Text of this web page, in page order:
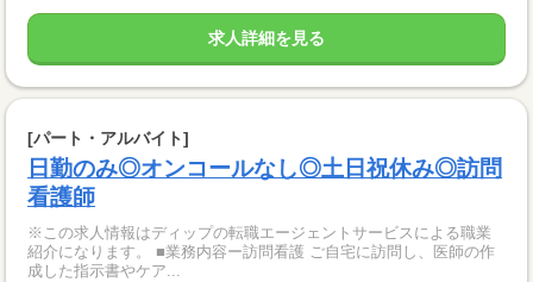
求人詳細を見る
[パート・アルバイト]
日勤のみ◎オンコールなし◎土日祝休み◎訪問
看護師
※この求人情報はディップの転職エージェントサービスによる職業
紹介になります。 ■業務内容ー訪問看護 ご自宅に訪問し、医師の作
成した指示書やケア...